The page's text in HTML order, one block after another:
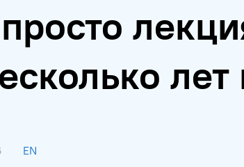
лет
EN